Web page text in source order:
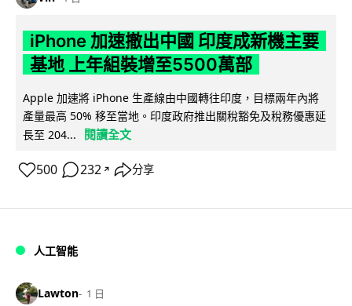
iPhone 加速撤出中國 印度成新機主要
基地 上年組裝增至5500萬部
Apple 加速將 iPhone 生產線由中國轉往印度，目標兩年內將
產量最高 50% 移至當地。印度政府推出關稅豁免及稅務優惠延
長至 204...
閱讀全文
500 232 ↗ 分享
人工智能
Lawton 1 日